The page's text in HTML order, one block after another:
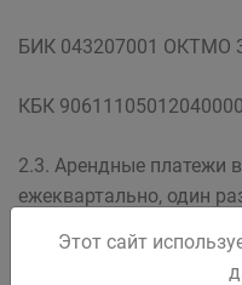
БИК 043207001 ОКТМО
КБК
2.3. Арендные платежи
ежеквартально, один
числа текущего месяца).
Этот сайт